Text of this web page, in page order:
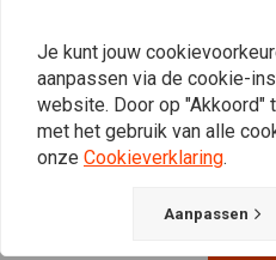
COBRA
3 "Race Pro Slip-On
Uitlaten Chroom / Zwart
91-16 Dyna
€453,71
Je kunt jouw
aanpassen via de cookie-
website. Door op "Akkoord"
met het gebruik van alle
onze Cookieverklaring.
Aanpassen